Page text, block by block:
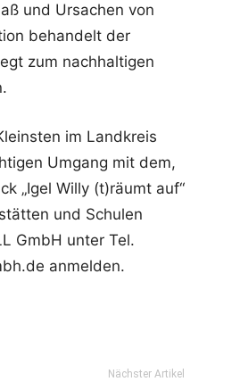
und Ursachen von
behandelt der
zum nachhaltigen
im Landkreis
Umgang mit dem,
„Igel Willy (t)räumt auf“
und Schulen
GmbH unter Tel.
anmelden.
Nächster Artikel